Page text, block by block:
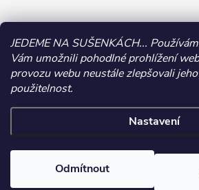
JEDEME NA SUŠENKÁCH...
Vám umožnili pohodlné prohlížení
provozu webu neustále zlepšovali
použitelnost.
Nastavení
Odmítnout
CALIPO | Tvoření a dárky.